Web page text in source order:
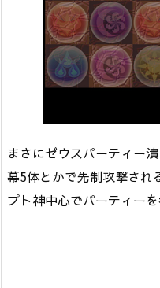
まさにゼウスパーティー
幕5体とかで先制攻撃され
プト神中心でパーティーを